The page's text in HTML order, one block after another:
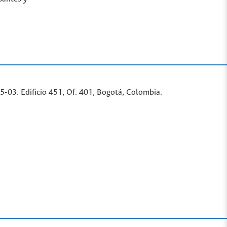
03. Edificio 451, Of. 401, Bogotá, Colombia.